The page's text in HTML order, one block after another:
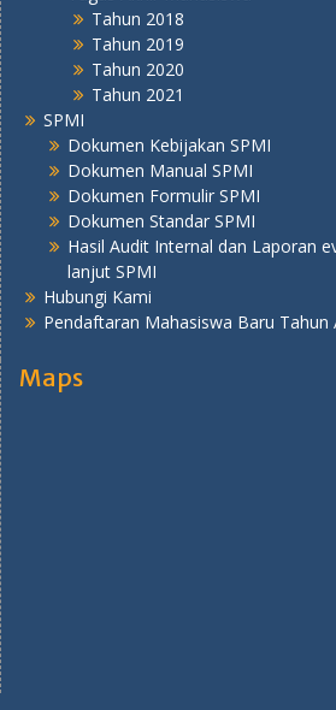
Tahun 2018
Tahun 2019
Tahun 2020
Tahun 2021
SPMI
Dokumen Kebijakan SPMI
Dokumen Manual SPMI
Dokumen Formulir SPMI
Dokumen Standar SPMI
Hasil Audit Internal dan Laporan
lanjut SPMI
Hubungi Kami
Pendaftaran Mahasiswa Baru Tahun
Maps